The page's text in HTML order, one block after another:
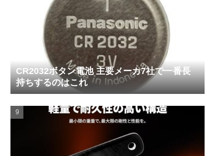
CR2032ボタン電池 主要メーカ7社で一番長
持ちするのはこれ